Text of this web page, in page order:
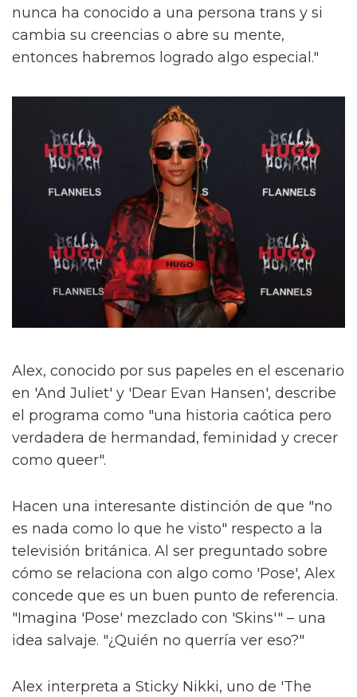
nunca ha conocido a una persona trans y si
cambia su creencias o abre su mente,
entonces habremos logrado algo especial."
Alex, conocido por sus papeles en el escenario
en 'And Juliet' y 'Dear Evan Hansen', describe
el programa como "una historia caótica pero
verdadera de hermandad, feminidad y crecer
como queer".
Hacen una interesante distinción de que "no
es nada como lo que he visto" respecto a la
televisión británica. Al ser preguntado sobre
cómo se relaciona con algo como 'Pose', Alex
concede que es un buen punto de referencia.
"Imagina 'Pose' mezclado con 'Skins'" – una
idea salvaje. "¿Quién no querría ver eso?"
Alex interpreta a Sticky Nikki, uno de 'The